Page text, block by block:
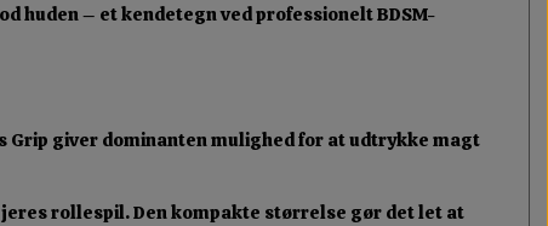
huden – et kendetegn ved professionelt BDSM-
Grip giver dominanten mulighed for at udtrykke magt
rollespil. Den kompakte størrelse gør det let at